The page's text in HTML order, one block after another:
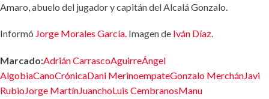
Amaro, abuelo del jugador y capitán del Alcalá Gonzalo.
Informó Jorge Morales García. Imagen de Iván Díaz.
Marcado:Adrián CarrascoAguirreÁngel
AlgobiaCanoCrónicaDani MerinoempateGonzalo MerchánJavi
RubioJorge MartínJuanchoLuis CembranosManu